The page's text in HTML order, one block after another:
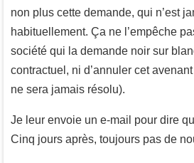
non plus cette demande, qui n’est
habituellement. Ça ne l’empêche
société qui la demande noir sur
contractuel, ni d’annuler cet
ne sera jamais résolu).
Je leur envoie un e-mail pour dire
Cinq jours après, toujours pas de